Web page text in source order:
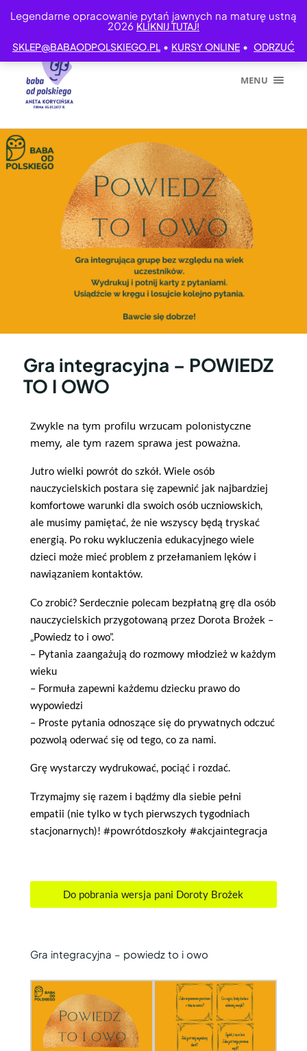
Legendarne opracowanie pytań jawnych na maturę ustną
2026 KLIKNIJ TUTAJ!
SKLEP@BABAODPOLSKIEGO.PL • KURSY ONLINE • ODRZUĆ
MENU
Gra integracyjna – POWIEDZ
TO I OWO
Zwykle na tym profilu wrzucam polonistyczne
memy, ale tym razem sprawa jest poważna.
Jutro wielki powrót do szkół. Wiele osób
nauczycielskich postara się zapewnić jak najbardziej
komfortowe warunki dla swoich osób uczniowskich,
ale musimy pamiętać, że nie wszyscy będą tryskać
energią. Po roku wykluczenia edukacyjnego wiele
dzieci może mieć problem z przełamaniem lęków i
nawiązaniem kontaktów.
Co zrobić? Serdecznie polecam bezpłatną grę dla osób
nauczycielskich przygotowaną przez Dorota Brożek –
„Powiedz to i owo”.
– Pytania zaangażują do rozmowy młodzież w każdym
wieku
– Formuła zapewni każdemu dziecku prawo do
wypowiedzi
– Proste pytania odnoszące się do prywatnych odczuć
pozwolą oderwać się od tego, co za nami.
Grę wystarczy wydrukować, pociąć i rozdać.
Trzymajmy się razem i bądźmy dla siebie pełni
empatii (nie tylko w tych pierwszych tygodniach
stacjonarnych)! #powrótdoszkoły #akcjaintegracja
Do pobrania wersja pani Doroty Brożek
Gra integracyjna – powiedz to i owo